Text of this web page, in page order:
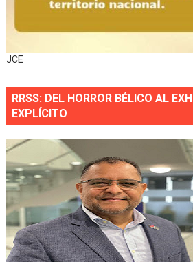
JCE
RRSS: DEL HORROR BÉLICO AL
EXPLÍCITO